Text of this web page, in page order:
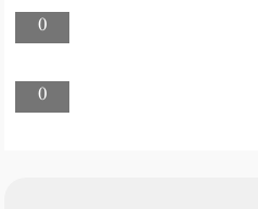
0
0